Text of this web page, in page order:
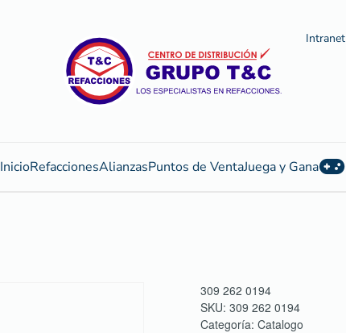
Intranet
InicioRefaccionesAlianzasPuntos de VentaJuega y Gana
309 262 0194
SKU: 309 262 0194
Categoría: Catalogo